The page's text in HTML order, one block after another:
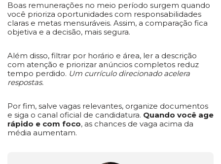
Boas remunerações no meio período surgem quando
você prioriza oportunidades com responsabilidades
claras e metas mensuráveis. Assim, a comparação fica
objetiva e a decisão, mais segura.
Além disso, filtrar por horário e área, ler a descrição
com atenção e priorizar anúncios completos reduz
tempo perdido. Um currículo direcionado acelera
respostas.
Por fim, salve vagas relevantes, organize documentos
e siga o canal oficial de candidatura. Quando você age
rápido e com foco, as chances de vaga acima da
média aumentam.